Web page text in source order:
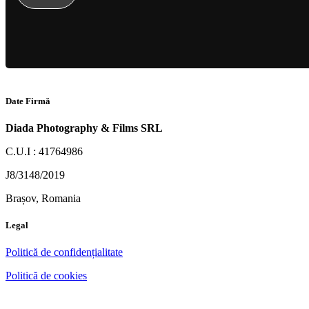
Date Firmă
Diada Photography & Films SRL
C.U.I : 41764986
J8/3148/2019
Brașov, Romania
Legal
Politică de confidențialitate
Politică de cookies